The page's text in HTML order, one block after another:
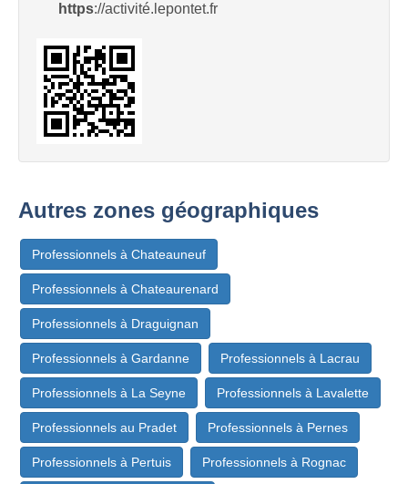
https://activité.lepontet.fr
Autres zones géographiques
Professionnels à Chateauneuf
Professionnels à Chateaurenard
Professionnels à Draguignan
Professionnels à Gardanne Professionnels à Lacrau
Professionnels à La Seyne Professionnels à Lavalette
Professionnels au Pradet Professionnels à Pernes
Professionnels à Pertuis Professionnels à Rognac